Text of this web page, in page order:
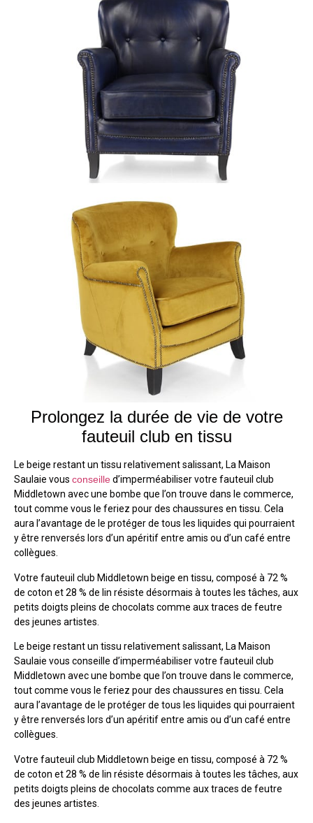
Prolongez la durée de vie de votre
fauteuil club en tissu
Le beige restant un tissu relativement salissant, La Maison
Saulaie vous conseilled’imperméabiliser votre fauteuil club
Middletown avec une bombe que l’on trouve dans le commerce,
tout comme vous le feriez pour des chaussures en tissu. Cela
aura l’avantage de le protéger de tous les liquides qui pourraient
y être renversés lors d’un apéritif entre amis ou d’un café entre
collègues.
Votre fauteuil club Middletown beige en tissu, composé à 72 %
de coton et 28 % de lin résiste désormais à toutes les tâches, aux
petits doigts pleins de chocolats comme aux traces de feutre
des jeunes artistes.
Le beige restant un tissu relativement salissant, La Maison
Saulaie vous conseille d’imperméabiliser votre fauteuil club
Middletown avec une bombe que l’on trouve dans le commerce,
tout comme vous le feriez pour des chaussures en tissu. Cela
aura l’avantage de le protéger de tous les liquides qui pourraient
y être renversés lors d’un apéritif entre amis ou d’un café entre
collègues.
Votre fauteuil club Middletown beige en tissu, composé à 72 %
de coton et 28 % de lin résiste désormais à toutes les tâches, aux
petits doigts pleins de chocolats comme aux traces de feutre
des jeunes artistes.